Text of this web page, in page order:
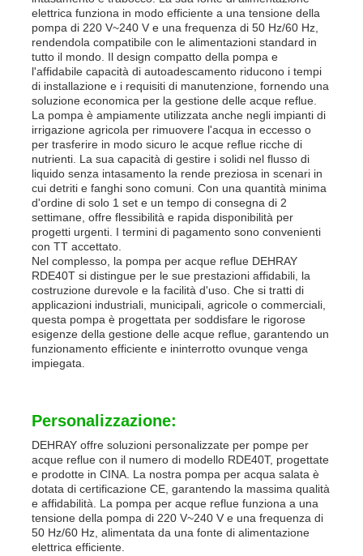
elettrica funziona in modo efficiente a una tensione della
pompa di 220 V~240 V e una frequenza di 50 Hz/60 Hz,
rendendola compatibile con le alimentazioni standard in
tutto il mondo. Il design compatto della pompa e
l'affidabile capacità di autoadescamento riducono i tempi
di installazione e i requisiti di manutenzione, fornendo una
soluzione economica per la gestione delle acque reflue.
La pompa è ampiamente utilizzata anche negli impianti di
irrigazione agricola per rimuovere l'acqua in eccesso o
per trasferire in modo sicuro le acque reflue ricche di
nutrienti. La sua capacità di gestire i solidi nel flusso di
liquido senza intasamento la rende preziosa in scenari in
cui detriti e fanghi sono comuni. Con una quantità minima
d'ordine di solo 1 set e un tempo di consegna di 2
settimane, offre flessibilità e rapida disponibilità per
progetti urgenti. I termini di pagamento sono convenienti
con TT accettato.
Nel complesso, la pompa per acque reflue DEHRAY
RDE40T si distingue per le sue prestazioni affidabili, la
costruzione durevole e la facilità d'uso. Che si tratti di
applicazioni industriali, municipali, agricole o commerciali,
questa pompa è progettata per soddisfare le rigorose
esigenze della gestione delle acque reflue, garantendo un
funzionamento efficiente e ininterrotto ovunque venga
impiegata.
Personalizzazione:
DEHRAY offre soluzioni personalizzate per pompe per
acque reflue con il numero di modello RDE40T, progettate
e prodotte in CINA. La nostra pompa per acqua salata è
dotata di certificazione CE, garantendo la massima qualità
e affidabilità. La pompa per acque reflue funziona a una
tensione della pompa di 220 V~240 V e una frequenza di
50 Hz/60 Hz, alimentata da una fonte di alimentazione
elettrica efficiente.